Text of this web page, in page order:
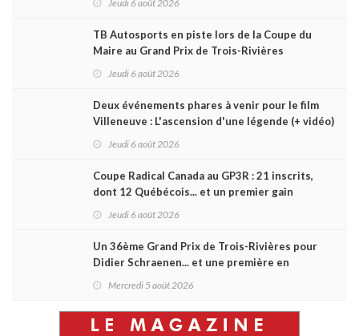
Jeudi 6 août 2026
TB Autosports en piste lors de la Coupe du
Maire au Grand Prix de Trois-Rivières
Jeudi 6 août 2026
Deux événements phares à venir pour le film
Villeneuve : L'ascension d'une légende (+ vidéo)
Jeudi 6 août 2026
Coupe Radical Canada au GP3R : 21 inscrits,
dont 12 Québécois... et un premier gain
Jeudi 6 août 2026
Un 36ème Grand Prix de Trois-Rivières pour
Didier Schraenen... et une première en
Mercredi 5 août 2026